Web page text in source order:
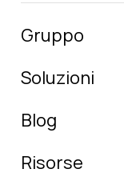
Gruppo
Soluzioni
Blog
Risorse